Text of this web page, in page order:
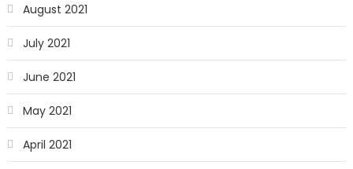
August 2021
July 2021
June 2021
May 2021
April 2021